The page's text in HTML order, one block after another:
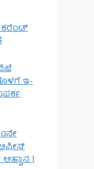
ಕರೆಂಟ್
ಇ-
|